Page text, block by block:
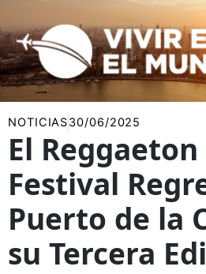
al
contenido
NOTICIAS30/06/2025
El
Festival
Puerto de la
su Tercera